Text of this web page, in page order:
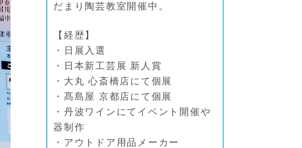
だまり陶芸教室開催中。
【経歴】
・日展入選
・日本新工芸展 新人賞
・大丸 心斎橋店にて個展
・髙島屋 京都店にて個展
・丹波ワインにてイベント開催や
器制作
・アウトドア用品メーカー